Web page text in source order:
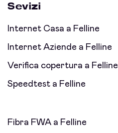
Sevizi
Internet Casa a Felline
Internet Aziende a Felline
Verifica copertura a Felline
Speedtest a Felline
Fibra FWA a Felline